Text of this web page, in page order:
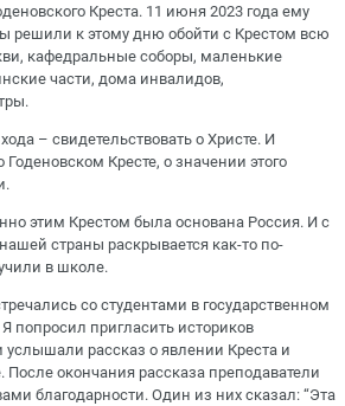
Креста. 11 июня 2023 года ему
решили к этому дню обойти с Крестом всю
кафедральные соборы, маленькие
части, дома инвалидов,
– свидетельствовать о Христе. И
Годеновском Кресте, о значении этого
этим Крестом была основана Россия. И с
страны раскрывается как-то по-
в школе.
со студентами в государственном
попросил пригласить историков
услышали рассказ о явлении Креста и
окончания рассказа преподаватели
благодарности. Один из них сказал: “Эта